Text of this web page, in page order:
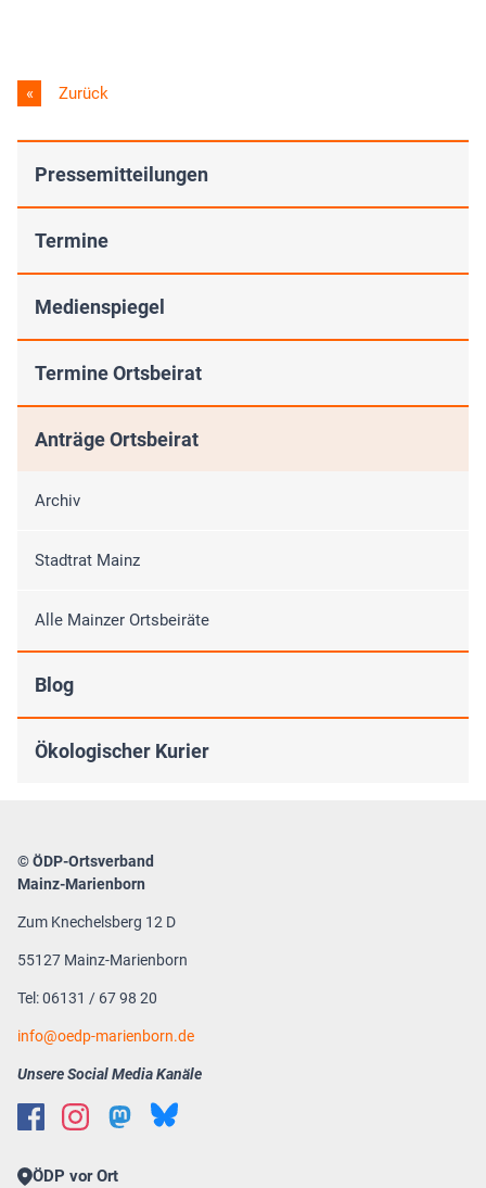
Zurück
Pressemitteilungen
Termine
Medienspiegel
Termine Ortsbeirat
Anträge Ortsbeirat
Archiv
Stadtrat Mainz
Alle Mainzer Ortsbeiräte
Blog
Ökologischer Kurier
© ÖDP-Ortsverband
Mainz-Marienborn
Zum Knechelsberg 12 D
55127 Mainz-Marienborn
Tel: 06131 / 67 98 20
info@oedp-marienborn.de
Unsere Social Media Kanäle
ÖDP vor Ort